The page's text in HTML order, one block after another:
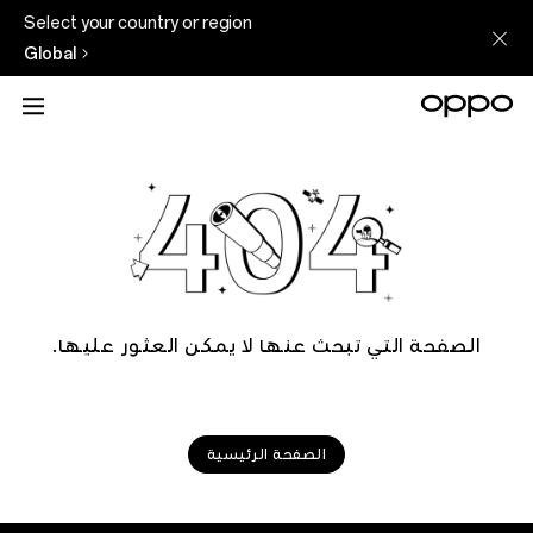
Select your country or region
Global
الصفحة التي تبحث عنها لا يمكن العثور عليها.
الصفحة الرئيسية